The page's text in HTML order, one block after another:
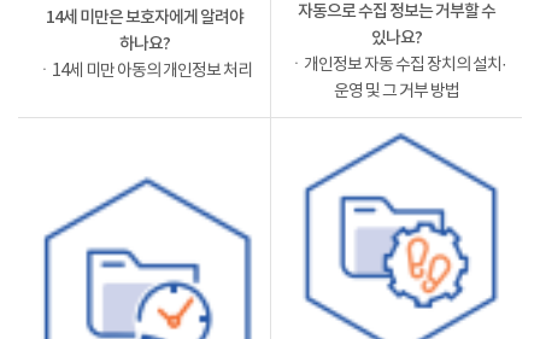
14세 미만은 보호자에게 알려야
하나요?
ㆍ14세 미만 아동의 개인정보 처리
자동으로 수집 정보는 거부할 수
있나요?
ㆍ개인정보 자동 수집 장치의 설치·
운영 및 그 거부 방법